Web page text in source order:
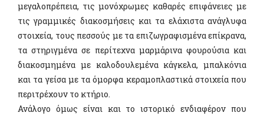
μεγαλοπρέπεια, τις μονόχρωμες καθαρές επιφάνειες με
τις γραμμικές διακοσμήσεις και τα ελάχιστα ανάγλυφα
στοιχεία, τους πεσσούς με τα επιζωγραφισμένα επίκρανα,
τα στηριγμένα σε περίτεχνα μαρμάρινα φουρούσια και
διακοσμημένα με καλοδουλεμένα κάγκελα, μπαλκόνια
και τα γείσα με τα όμορφα κεραμοπλαστικά στοιχεία που
περιτρέχουν το κτήριο.
Ανάλογο όμως είναι και το ιστορικό ενδιαφέρον που